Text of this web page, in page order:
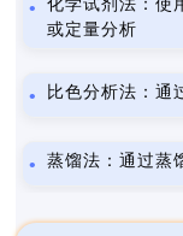
化学试剂法：使
或定量分析
比色分析法：通
蒸馏法：通过蒸